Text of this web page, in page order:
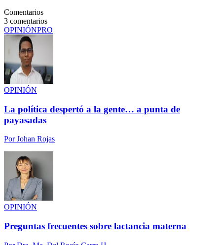
Comentarios
3 comentarios
OPINIÓNPRO
OPINIÓN
La política despertó a la gente… a punta de
payasadas
PorJohan Rojas
OPINIÓN
Preguntas frecuentes sobre lactancia materna